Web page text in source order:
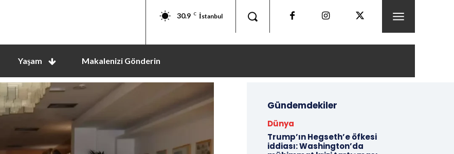
30.9 C İstanbul
Yaşam Makalenizi Gönderin
Gündemdekiler
Dünya
Trump’ın Hegseth’e öfkesi
iddiası: Washington’da